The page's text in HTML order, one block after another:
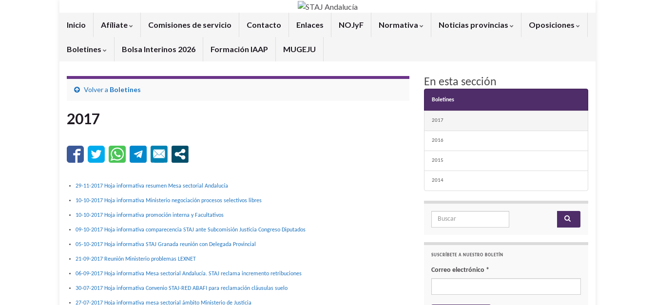
Inicio Afíliate Comisiones de servicio Contacto Enlaces NOJyF Normativa Noticias provincias Oposiciones
Boletines Bolsa Interinos 2026 Formación IAAP MUGEJU
Volver a Boletines
2017
29-11-2017 Hoja informativa resumen Mesa sectorial Andalucía
10-10-2017 Hoja informativa Ministerio negociación procesos selectivos libres
10-10-2017 Hoja informativa promoción interna y Facultativos
09-10-2017 Hoja informativa comparecencia STAJ ante Subcomisión Justicia Congreso Diputados
05-10-2017 Hoja informativa STAJ Granada reunión con Delegada Provincial
21-09-2017 Reunión Ministerio problemas LEXNET
06-09-2017 Hoja informativa Mesa sectorial Andalucía. STAJ reclama incremento retribuciones
30-07-2017 Hoja informativa Convenio STAJ-RED ABAFI para reclamación cláusulas suelo
27-07-2017 Hoja informativa mesa sectorial ámbito Ministerio de Justicia
En esta sección
Boletines
2017
2016
2015
2014
Search for:
SUSCRÍBETE A NUESTRO BOLETÍN
Correo electrónico *